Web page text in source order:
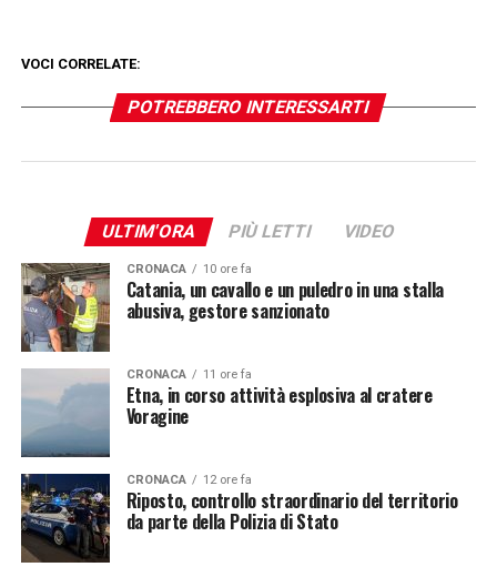
VOCI CORRELATE:
POTREBBERO INTERESSARTI
ULTIM'ORA PIÙ LETTI VIDEO
CRONACA 10 ore fa
Catania, un cavallo e un puledro in una stalla
abusiva, gestore sanzionato
CRONACA 11 ore fa
Etna, in corso attività esplosiva al cratere
Voragine
CRONACA 12 ore fa
Riposto, controllo straordinario del territorio
da parte della Polizia di Stato